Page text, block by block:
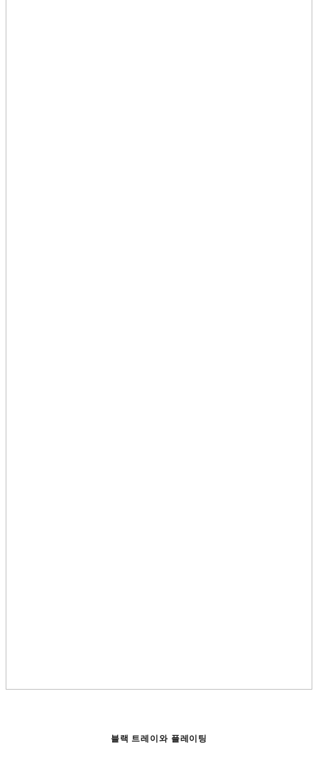
블랙 트레이와 플레이팅